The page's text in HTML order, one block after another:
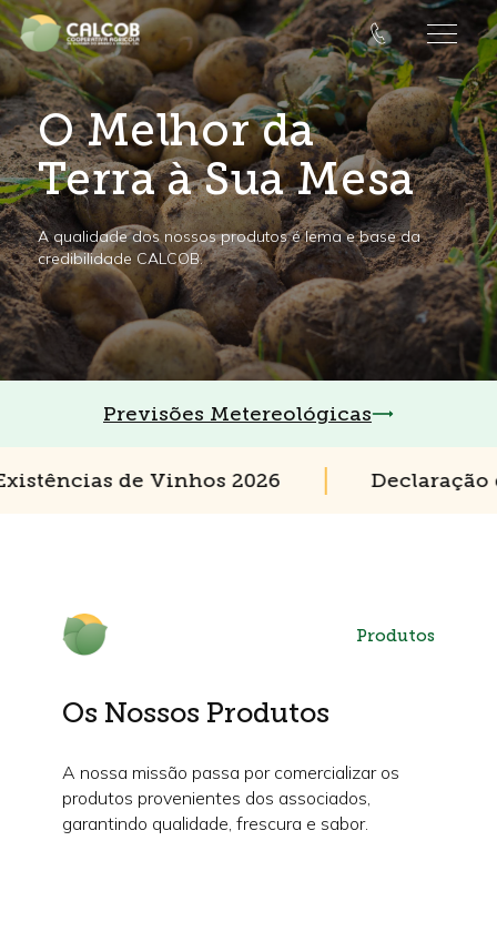
O Melhor da
Terra à Sua Mesa
A qualidade dos nossos produtos é lema e base da
credibilidade CALCOB.
Previsões Metereológicas
de Vinhos 2026 Declaração
Produtos
Os Nossos Produtos
A nossa missão passa por comercializar os
produtos provenientes dos associados,
garantindo qualidade, frescura e sabor.